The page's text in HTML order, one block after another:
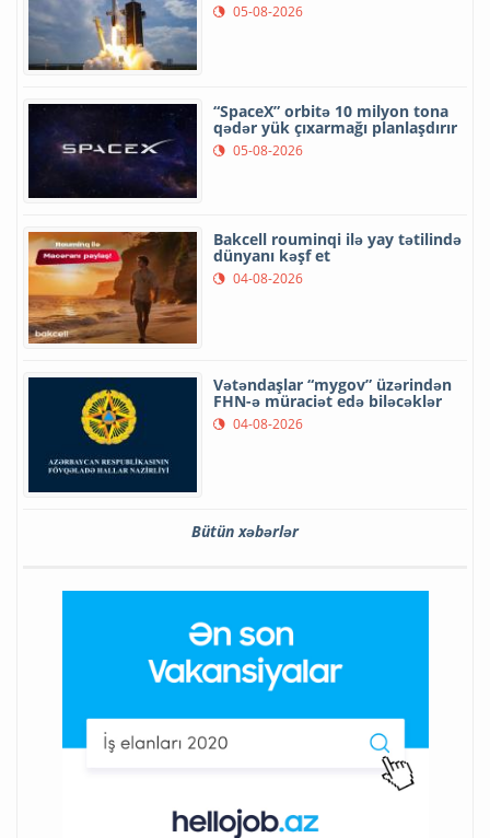
05-08-2026
“SpaceX” orbitə 10 milyon tona
qədər yük çıxarmağı planlaşdırır
05-08-2026
Bakcell rouminqi ilə yay tətilində
dünyanı kəşf et
04-08-2026
Vətəndaşlar “mygov” üzərindən
FHN-ə müraciət edə biləcəklər
04-08-2026
Bütün xəbərlər